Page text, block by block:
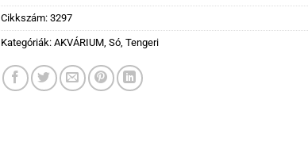
Cikkszám: 3297
Kategóriák: AKVÁRIUM Só Tengeri